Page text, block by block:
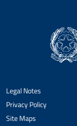
Legal Notes
Privacy Policy
Site Maps